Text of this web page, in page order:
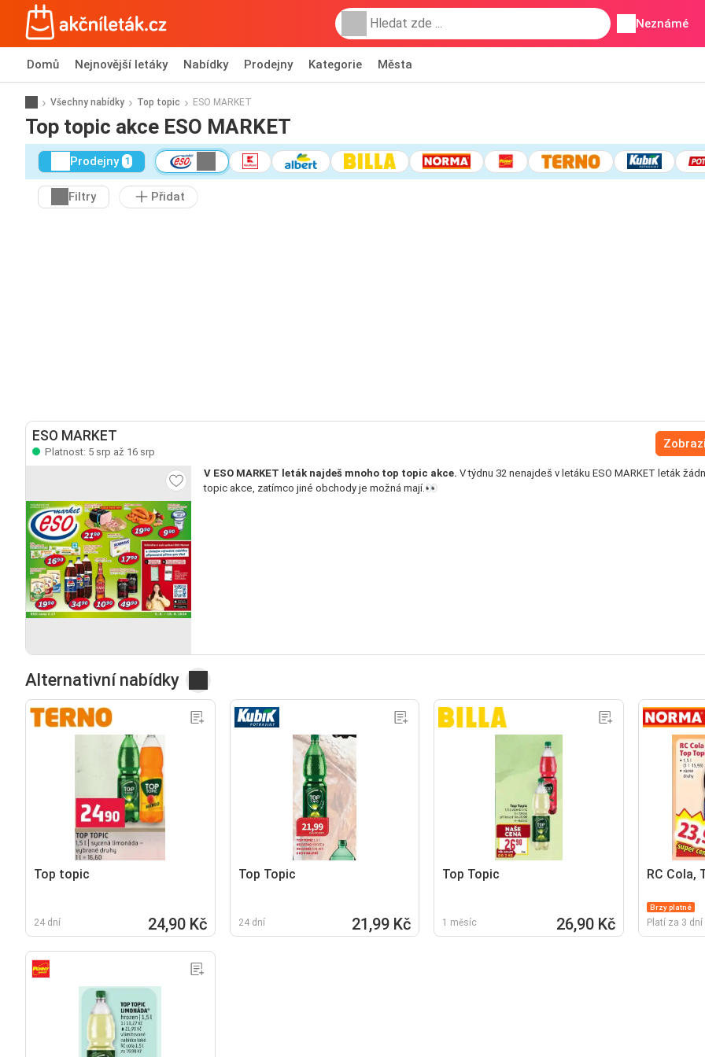
Neznámé
Domů Nejnovější letáky Nabídky Prodejny Kategorie Města
Všechny nabídky Top topic ESO MARKET
Top topic akce ESO MARKET
Prodejny 1
Filtry Přidat
ESO MARKET
Platnost: 5 srp až 16 srp
V ESO MARKET leták najdeš mnoho top topic akce. V týdnu 32 nenajdeš v letáku ESO MARKET leták
topic akce, zatímco jiné obchody je možná mají.👀
Alternativní nabídky
Top topic
24 dní 24,90 Kč
Top Topic
24 dní 21,99 Kč
Top Topic
1 měsíc 26,90 Kč
RC Cola,
Brzy platné
Platí za 3 dní